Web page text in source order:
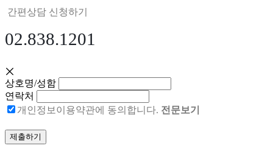
간편상담 신청하기
02.838.1201
상호명/성함
연락처
개인정보이용약관에 동의합니다. 전문보기